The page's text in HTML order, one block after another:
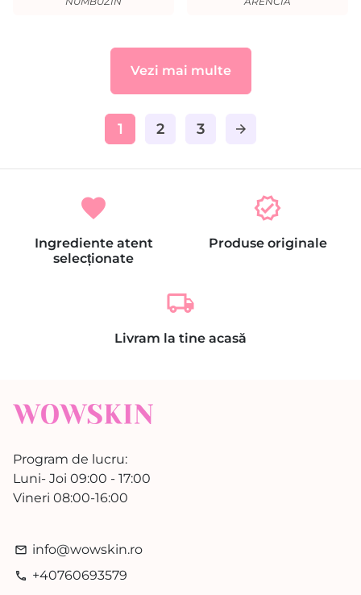
Vezi mai multe
1 2 3 arrow_forward
favorite
Ingrediente atent
selecționate
verified
Produse originale
local_shipping
Livram la tine acasă
Program de lucru:
Luni- Joi 09:00 - 17:00
Vineri 08:00-16:00
email info@wowskin.ro
phone +40760693579